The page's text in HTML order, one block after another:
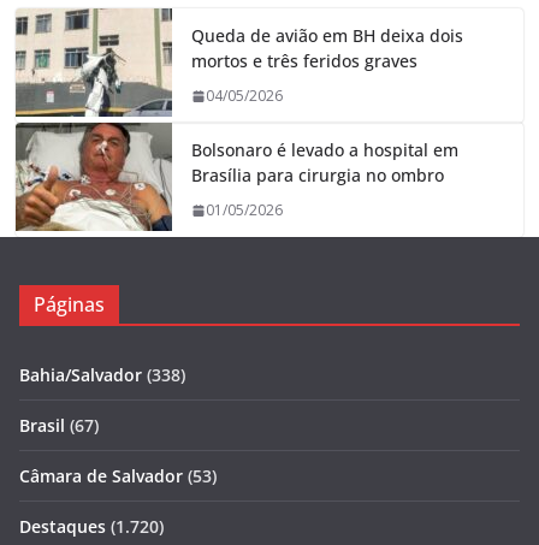
Queda de avião em BH deixa dois
mortos e três feridos graves
04/05/2026
Bolsonaro é levado a hospital em
Brasília para cirurgia no ombro
01/05/2026
Páginas
Bahia/Salvador (338)
Brasil (67)
Câmara de Salvador (53)
Destaques (1.720)